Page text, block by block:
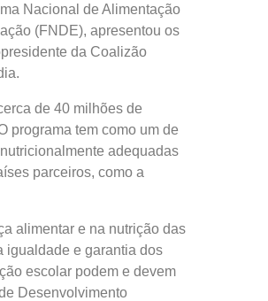
Nacional de Alimentação
(FNDE), apresentou os
da Coalizão
de 40 milhões de
programa tem como um de
adequadas
parceiros, como a
alimentar e na nutrição das
igualdade e garantia dos
escolar podem e devem
Desenvolvimento